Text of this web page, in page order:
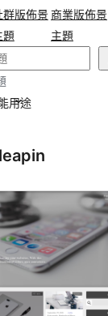
群版佈景
題
商業版佈景
主題
用途